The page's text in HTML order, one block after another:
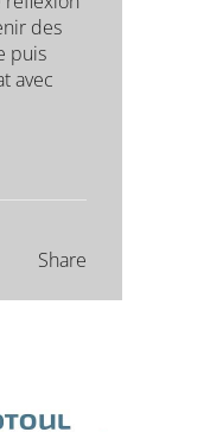
des
puis
avec
Share